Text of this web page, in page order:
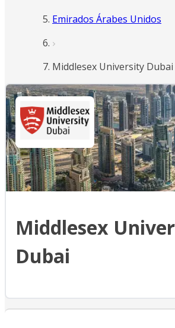
Emirados Árabes Unidos
Middlesex University Dubai
Middlesex
Dubai